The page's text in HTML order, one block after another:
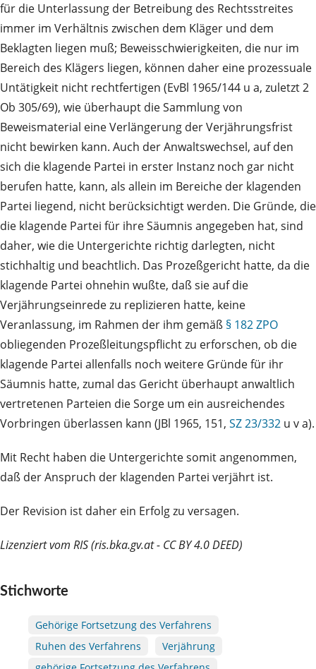
für die Unterlassung der Betreibung des Rechtsstreites
immer im Verhältnis zwischen dem Kläger und dem
Beklagten liegen muß; Beweisschwierigkeiten, die nur im
Bereich des Klägers liegen, können daher eine prozessuale
Untätigkeit nicht rechtfertigen (EvBl 1965/144 u a, zuletzt 2
Ob 305/69), wie überhaupt die Sammlung von
Beweismaterial eine Verlängerung der Verjährungsfrist
nicht bewirken kann. Auch der Anwaltswechsel, auf den
sich die klagende Partei in erster Instanz noch gar nicht
berufen hatte, kann, als allein im Bereiche der klagenden
Partei liegend, nicht berücksichtigt werden. Die Gründe, die
die klagende Partei für ihre Säumnis angegeben hat, sind
daher, wie die Untergerichte richtig darlegten, nicht
stichhaltig und beachtlich. Das Prozeßgericht hatte, da die
klagende Partei ohnehin wußte, daß sie auf die
Verjährungseinrede zu replizieren hatte, keine
Veranlassung, im Rahmen der ihm gemäß § 182 ZPO
obliegenden Prozeßleitungspflicht zu erforschen, ob die
klagende Partei allenfalls noch weitere Gründe für ihr
Säumnis hatte, zumal das Gericht überhaupt anwaltlich
vertretenen Parteien die Sorge um ein ausreichendes
Vorbringen überlassen kann (JBl 1965, 151, SZ 23/332 u v a).
Mit Recht haben die Untergerichte somit angenommen,
daß der Anspruch der klagenden Partei verjährt ist.
Der Revision ist daher ein Erfolg zu versagen.
Lizenziert vom RIS (ris.bka.gv.at - CC BY 4.0 DEED)
Stichworte
Gehörige Fortsetzung des Verfahrens
Ruhen des Verfahrens
Verjährung